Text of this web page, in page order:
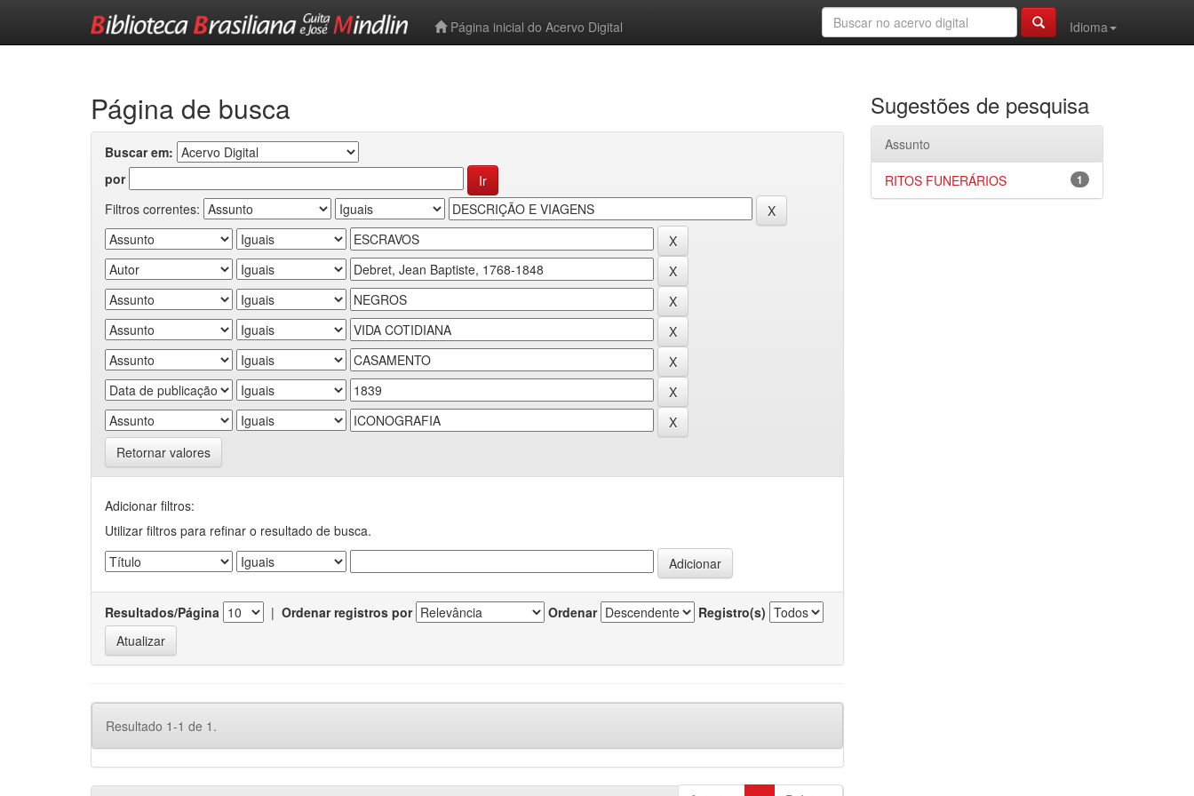
Página inicial do Acervo Digital
Idioma
Página de busca
Buscar em:
por
Filtros correntes:
Retornar valores
Adicionar filtros:
Utilizar filtros para refinar o resultado de busca.
Resultados/Página | Ordenar registros por Ordenar Registro(s)
Resultado 1-1 de 1.
Sugestões de pesquisa
Assunto
1
RITOS FUNERÁRIOS